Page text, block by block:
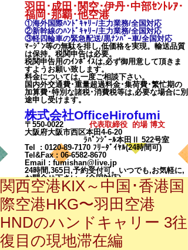
羽田･成田･関空･伊丹･中部ｾﾝﾄﾚｱ･
福岡･那覇･他空港
①海外国際ﾊﾝﾄﾞｷｬﾘｰ/主力業務/全国対応
②新幹線のﾊﾝﾄﾞｷｬﾘｰ/主力業務/全国対応
③軽四輪車の緊急配送/黒ﾅﾝﾊﾞｰ車/全国対応
ﾏｰｼﾞﾝ等の無駄を排し,低価格を実現。輸送品質
は保持。税関申告は必要。
税関申告用のｲﾝﾎﾞｲｽは,必ず御用意して頂きま
すようお願い致します。
料金については,一度ご相談下さい。
国内外交通費･重量超過料金･集荷費･繁忙期の
加算費･特別な諸税･消費税等は,必要な場合に別
途申し受けます。
株式会社OfficeHirofumi
〒550-0022 代表取締役 的場 博文
大阪府大阪市西区本田4-6-20
ﾗﾊﾟﾝｼﾞｰﾙ本田Ⅱ 522号室
Tel : 0120-89-7170 ﾌﾘｰﾀﾞｲﾔﾙ(24時間可)
Tel&Fax : 06-6582-8670
Email
: fumishan@live.jp
24時間,365日,予約受付可。いつでも,お気軽に,
お問合せ下さい。(全国対応)
関西空港KIX～中国･香港国
際空港HKG〜羽田空港
HNDのハンドキャリー 3往
復目の現地滞在編